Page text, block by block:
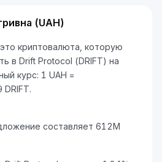
(UAH)
криптовалюта, которую
в Drift Protocol (DRIFT) на
курс: 1 UAH =
составляет 612M